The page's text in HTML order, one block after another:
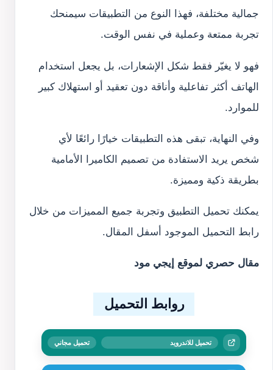
جمالية مختلفة، فهذا النوع من التطبيقات سيمنحك
تجربة ممتعة وعملية في نفس الوقت.
فهو لا يغيّر فقط شكل الإشعارات، بل يجعل استخدام
الهاتف أكثر تفاعلية وأناقة دون تعقيد أو استهلاك كبير
للموارد.
وفي النهاية، تبقى هذه التطبيقات خيارًا رائعًا لأي
شخص يريد الاستفادة من تصميم الكاميرا الأمامية
بطريقة ذكية ومميزة.
يمكنك تحميل التطبيق وتجربة جميع المميزات من خلال
رابط التحميل الموجود أسفل المقال.
مقال حصري لموقع إيجي مود
روابط التحميل
تحميل للاندرويد تحميل مجاني